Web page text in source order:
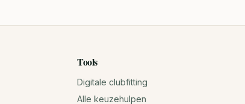
Tools
Digitale clubfitting
Alle keuzehulpen